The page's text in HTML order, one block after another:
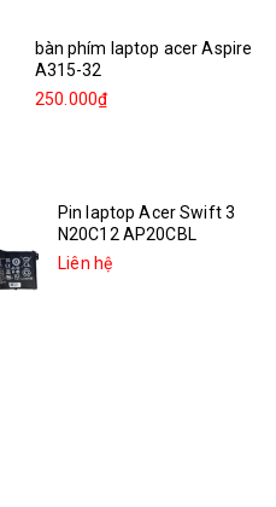
bàn phím laptop acer Aspire
A315-32
250.000₫
Pin laptop Acer Swift 3
N20C12 AP20CBL
Liên hệ